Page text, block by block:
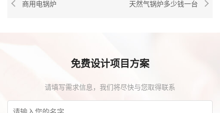
商用电锅炉 天然气锅炉多少钱一台
免费设计项目方案
请填写需求信息，我们将尽快与您取得联系